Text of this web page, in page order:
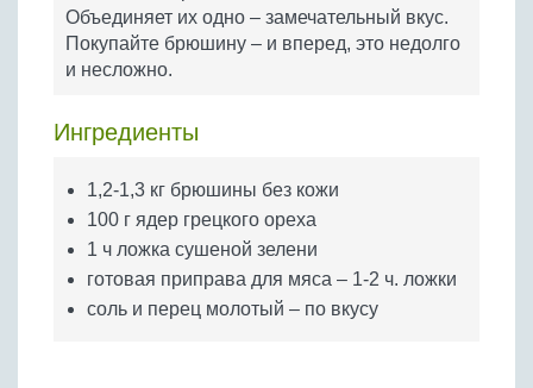
Бобовые
Яйца
Объединяет их одно – замечательный вкус.
Покупайте брюшину – и вперед, это недолго
и несложно.
Ингредиенты
1,2-1,3 кг брюшины без кожи
100 г ядер грецкого ореха
1 ч ложка сушеной зелени
готовая приправа для мяса – 1-2 ч. ложки
соль и перец молотый – по вкусу